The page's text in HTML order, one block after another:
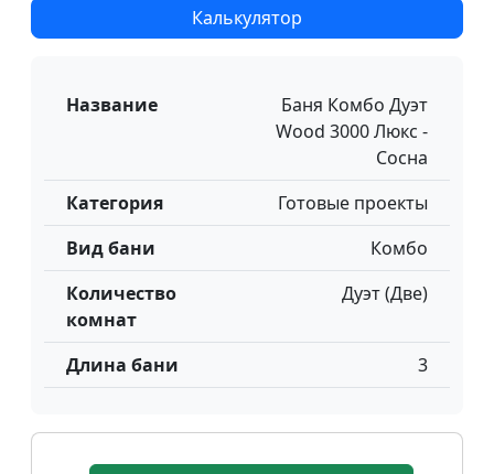
Калькулятор
Название
Баня Комбо Дуэт
Wood 3000 Люкс -
Сосна
Категория
Готовые проекты
Вид бани
Комбо
Количество
комнат
Дуэт (Две)
Длина бани 3